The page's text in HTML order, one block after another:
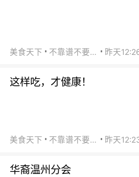
美食天下 不靠谱不要联系 昨天
这样吃，才健康！
美食天下 不靠谱不要联系 昨天
华裔温州分会